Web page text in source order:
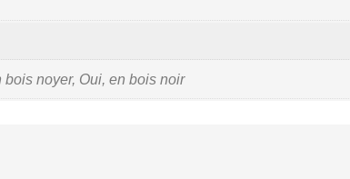
noyer, Oui, en bois noir